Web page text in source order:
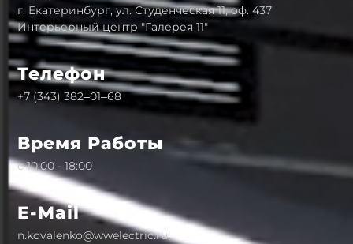
г. Екатеринбург, ул. Студенческая 11, оф. 437
Интерьерный центр "Галерея 11"
Телефон
+7 (343) 382‒01‒68
Время Работы
с 10:00 - 18:00
E-Mail
n.kovalenko@wwelectric.ru